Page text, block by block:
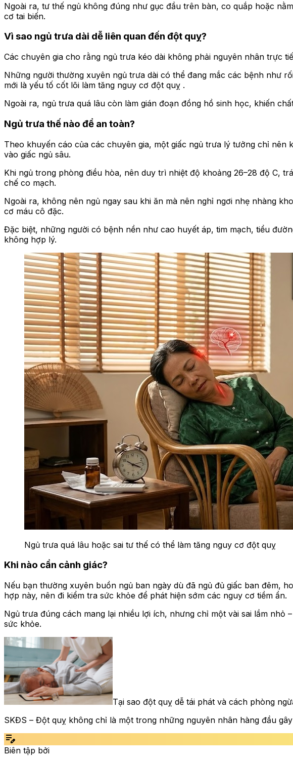
Ngoài ra, tư thế ngủ không đúng như gục đầu trên bàn, co quắp hoặc
cơ tai biến.
Vì sao ngủ trưa dài dễ liên quan đến đột quỵ?
Các chuyên gia cho rằng ngủ trưa kéo dài không phải nguyên nhân trực
Những người thường xuyên ngủ trưa dài có thể đang mắc các bệnh như
mới là yếu tố cốt lõi làm tăng nguy cơ đột quỵ .
Ngoài ra, ngủ trưa quá lâu còn làm gián đoạn đồng hồ sinh học, khiến
Ngủ trưa thế nào để an toàn?
Theo khuyến cáo của các chuyên gia, một giấc ngủ trưa lý tưởng chỉ nên
vào giấc ngủ sâu.
Khi ngủ trong phòng điều hòa, nên duy trì nhiệt độ khoảng 26–28 độ C,
chế co mạch.
Ngoài ra, không nên ngủ ngay sau khi ăn mà nên nghỉ ngơi nhẹ nhàng
cơ máu cô đặc.
Đặc biệt, những người có bệnh nền như cao huyết áp, tim mạch, tiểu
không hợp lý.
Ngủ trưa quá lâu hoặc sai tư thế có thể làm tăng nguy cơ đột quỵ
Khi nào cần cảnh giác?
Nếu bạn thường xuyên buồn ngủ ban ngày dù đã ngủ đủ giấc ban đêm,
hợp này, nên đi kiểm tra sức khỏe để phát hiện sớm các nguy cơ tiềm ẩn.
Ngủ trưa đúng cách mang lại nhiều lợi ích, nhưng chỉ một vài sai lầm nhỏ
sức khỏe.
Tại sao đột quỵ dễ tái phát và cách phòng
SKĐS – Đột quỵ không chỉ là một trong những nguyên nhân hàng đầu
edit_note
Biên tập bởi